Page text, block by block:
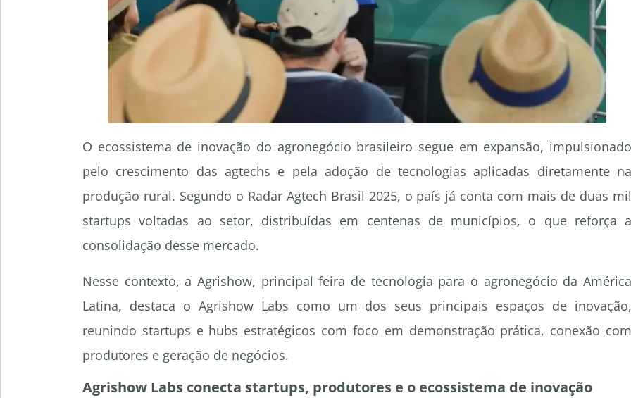
O ecossistema de inovação do agronegócio brasileiro segue em expansão, impulsionado
pelo crescimento das agtechs e pela adoção de tecnologias aplicadas diretamente na
produção rural. Segundo o Radar Agtech Brasil 2025, o país já conta com mais de duas mil
startups voltadas ao setor, distribuídas em centenas de municípios, o que reforça a
consolidação desse mercado.
Nesse contexto, a Agrishow, principal feira de tecnologia para o agronegócio da América
Latina, destaca o Agrishow Labs como um dos seus principais espaços de inovação,
reunindo startups e hubs estratégicos com foco em demonstração prática, conexão com
produtores e geração de negócios.
Agrishow Labs conecta startups, produtores e o ecossistema de inovação